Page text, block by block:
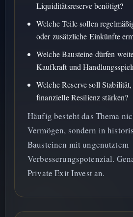
Liquiditätsreserve benötigt?
Welche Teile sollen
oder zusätzliche Einkünfte
Welche Bausteine dürfen
Kaufkraft und
Welche Reserve soll
finanzielle Resilienz stärken?
Häufig besteht das Thema
Vermögen, sondern in
Bausteinen mit ungenutztem
Verbesserungspotenzial.
Private Exit Invest an.